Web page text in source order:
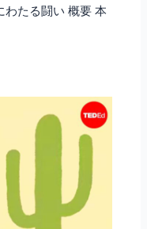
わたる闘い 概要 本